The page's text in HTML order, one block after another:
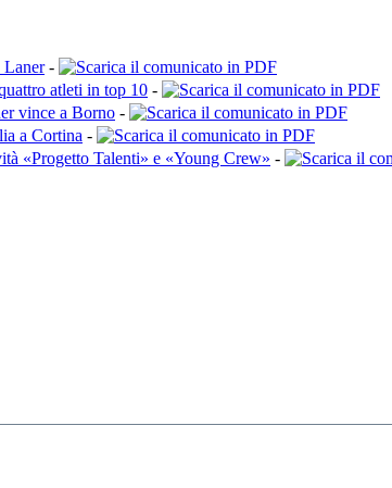
Laner-
atleti in top 10 -
vince a Borno -
a Cortina -
«Progetto Talenti» e «Young Crew» -